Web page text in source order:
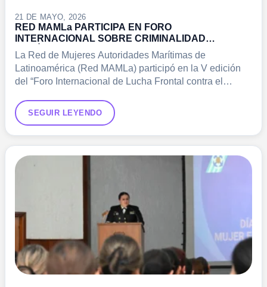
21 DE MAYO, 2026
RED MAMLa PARTICIPA EN FORO
INTERNACIONAL SOBRE CRIMINALIDAD
MARÍTIMA
La Red de Mujeres Autoridades Marítimas de
Latinoamérica (Red MAMLa) participó en la V edición
del “Foro Internacional de Lucha Frontal contra el
SEGUIR LEYENDO